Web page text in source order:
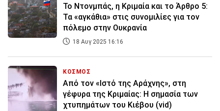
Το Ντονμπάς, η Κριμαία και το Άρθρο 5:
Τα «αγκάθια» στις συνομιλίες για τον
πόλεμο στην Ουκρανία
18 Αυγ 2025 16:16
ΚΟΣΜΟΣ
Από τον «Ιστό της Αράχνης», στη
γέφυρα της Κριμαίας: Η σημασία των
χτυπημάτων του Κιέβου (vid)